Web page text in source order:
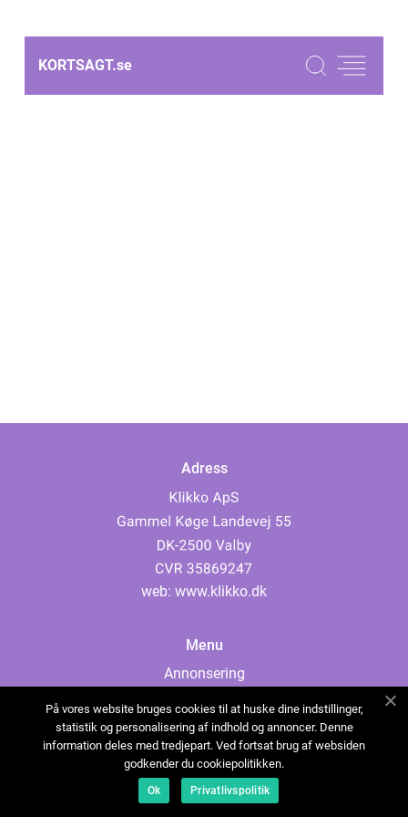
KORTSAGT.se
Adress
web: www.klikko.dk
Menu
Annonsering
Cookies
Kontakta oss
Sitemap
På vores website bruges cookies til at huske dine indstillinger,
statistik og personalisering af indhold og annoncer. Denne
information deles med tredjepart. Ved fortsat brug af websiden
godkender du cookiepolitikken.
Ok Privatlivspolitik